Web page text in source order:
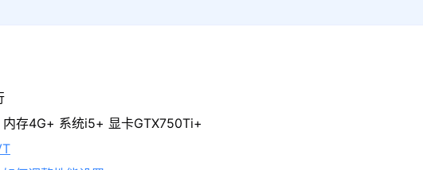
存4G+ 系统i5+ 显卡GTX750Ti+